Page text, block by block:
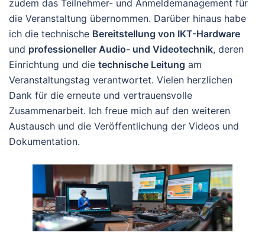
zudem das Teilnehmer- und Anmeldemanagement für
die Veranstaltung übernommen. Darüber hinaus habe
ich die technische Bereitstellung von IKT-Hardware
und professioneller Audio- und Videotechnik, deren
Einrichtung und die technische Leitung am
Veranstaltungstag verantwortet. Vielen herzlichen
Dank für die erneute und vertrauensvolle
Zusammenarbeit. Ich freue mich auf den weiteren
Austausch und die Veröffentlichung der Videos und
Dokumentation.